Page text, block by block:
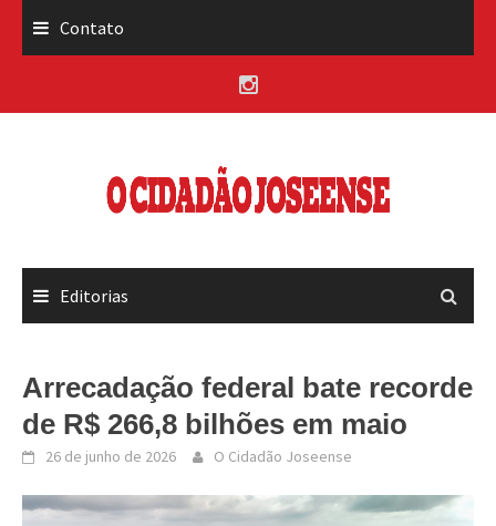
Contato
Editorias
Arrecadação federal bate recorde
de R$ 266,8 bilhões em maio
26 de junho de 2026 O Cidadão Joseense